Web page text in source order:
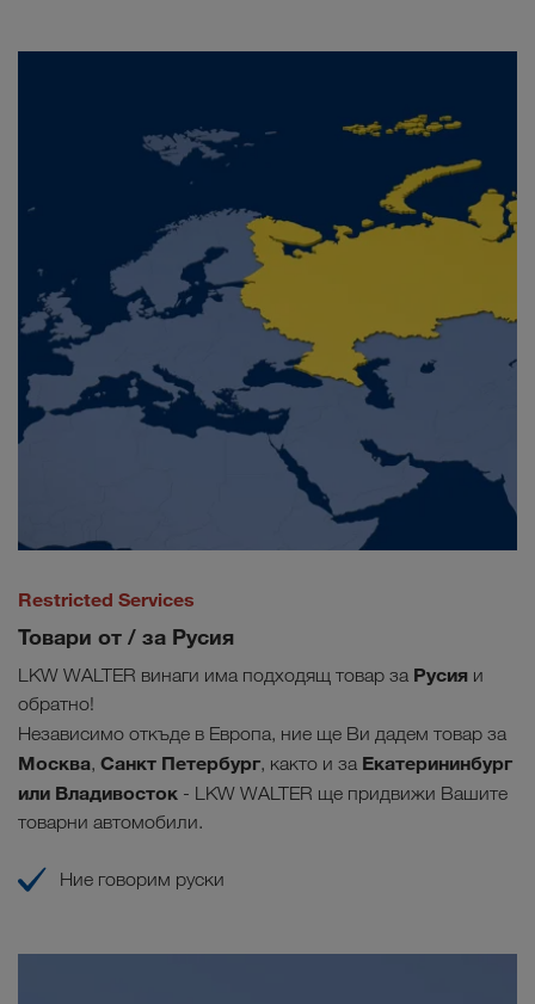
Restricted Services
Товари от / за Русия
LKW WALTER винаги има подходящ товар за Русия и
обратно!
Независимо откъде в Европа, ние ще Ви дадем товар за
Москва, Санкт Петербург, както и за Екатерининбург
или Владивосток - LKW WALTER ще придвижи Вашите
товарни автомобили.
Ние говорим руски